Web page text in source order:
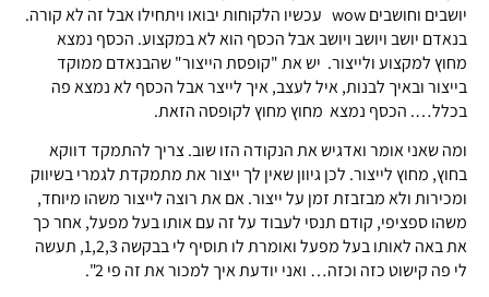
יושבים וחושבים wow עכשיו הלקוחות יבואו ויתחילו אבל זה לא קורה.
בנאדם יושב ויושב ויושב אבל הכסף הוא לא במקצוע. הכסף נמצא
מחוץ למקצוע ולייצור. יש את "קופסת הייצור" שהבנאדם ממוקד
בייצור ובאיך לבנות, איל לעצב, איך לייצר אבל הכסף לא נמצא פה
בכלל…. הכסף נמצא מחוץ מחוץ לקופסה הזאת.
ומה שאני אומר ואדגיש את הנקודה הזו שוב. צריך להתמקד דווקא
בחוץ, מחוץ לייצור. לכן גיוון שאין לך ייצור את מתמקדת לגמרי בשיווק
ומכירות ולא מבזבזת זמן על ייצור. אם את רוצה לייצור משהו מיוחד,
משהו ספציפי, קודם תנסי לעבוד על זה עם אותו בעל מפעל, אחר כך
את באה לאותו בעל מפעל ואומרת לו תוסיף לי בבקשה 1,2,3, תעשה
לי פה קישוט כזה וכזה… ואני יודעת איך למכור את זה פי 2".